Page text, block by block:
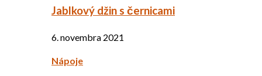
Jablkový džin s černicami
6. novembra 2021
Nápoje